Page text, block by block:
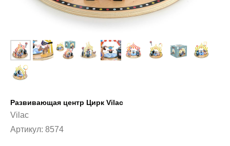
Развивающая центр Цирк Vilac
Vilac
Артикул: 8574